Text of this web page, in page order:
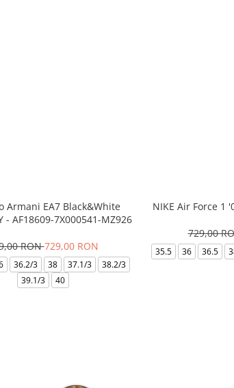
Armani EA7 Black&White
- AF18609-7X000541-MZ926
RON729,00 RON
36.2/3 38 37.1/3
38.2/3
39.1/3
40
NIKE Air Force 1
729,00
35.5 36 36.5